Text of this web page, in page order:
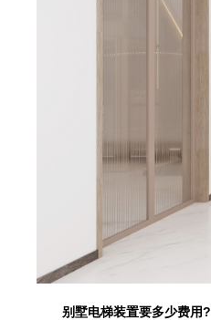
别墅电梯装置要多少费用?